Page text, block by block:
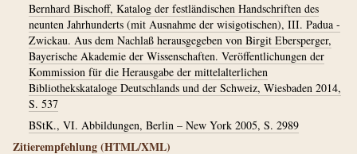
Bernhard Bischoff, Katalog der festländischen Handschriften des
neunten Jahrhunderts (mit Ausnahme der wisigotischen), III. Padua -
Zwickau. Aus dem Nachlaß herausgegeben von Birgit Ebersperger,
Bayerische Akademie der Wissenschaften. Veröffentlichungen der
Kommission für die Herausgabe der mittelalterlichen
Bibliothekskataloge Deutschlands und der Schweiz, Wiesbaden 2014,
S. 537
BStK., VI. Abbildungen, Berlin – New York 2005, S. 2989
Zitierempfehlung (HTML/XML)